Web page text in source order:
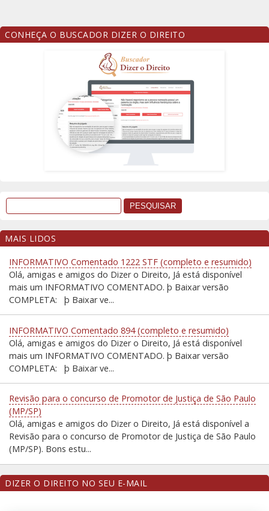
CONHEÇA O BUSCADOR DIZER O DIREITO
MAIS LIDOS
INFORMATIVO Comentado 1222 STF (completo e resumido)
Olá, amigas e amigos do Dizer o Direito, Já está disponível
mais um INFORMATIVO COMENTADO. þ Baixar versão
COMPLETA: þ Baixar ve...
INFORMATIVO Comentado 894 (completo e resumido)
Olá, amigas e amigos do Dizer o Direito, Já está disponível
mais um INFORMATIVO COMENTADO. þ Baixar versão
COMPLETA: þ Baixar ve...
Revisão para o concurso de Promotor de Justiça de São Paulo
(MP/SP)
Olá, amigas e amigos do Dizer o Direito, Já está disponível a
Revisão para o concurso de Promotor de Justiça de São Paulo
(MP/SP). Bons estu...
DIZER O DIREITO NO SEU E-MAIL